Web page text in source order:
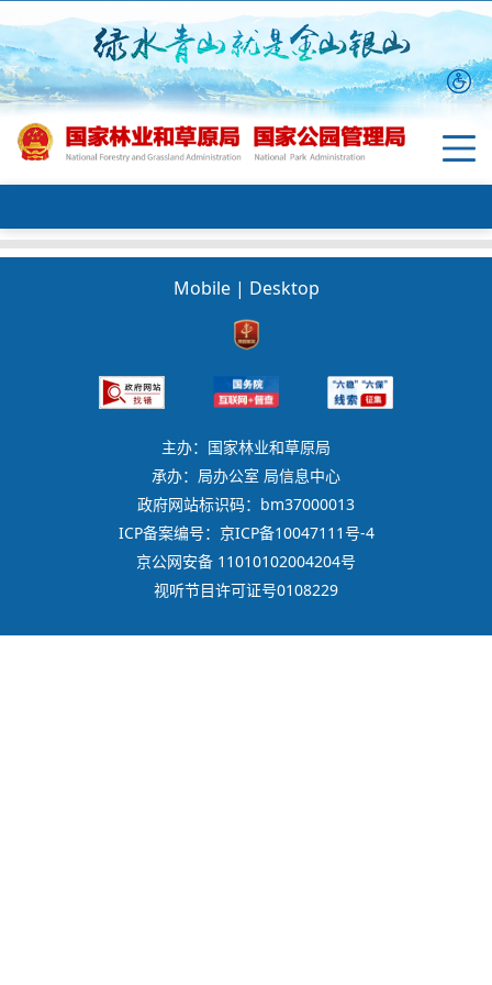
Mobile | Desktop
主办：国家林业和草原局
承办：局办公室 局信息中心
政府网站标识码：bm37000013
ICP备案编号：京ICP备10047111号-4
京公网安备 11010102004204号
视听节目许可证号0108229